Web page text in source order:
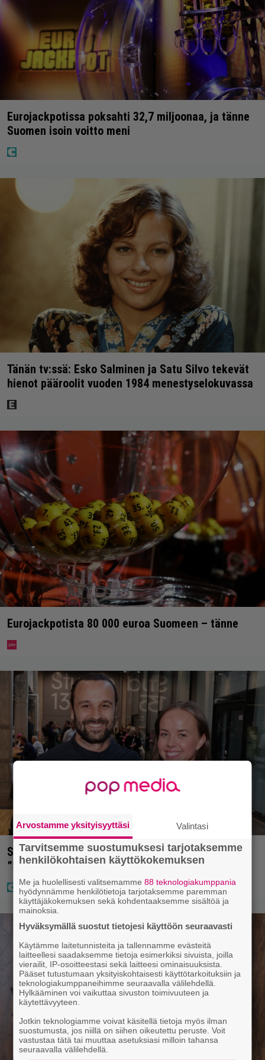
Eurojackpotissa poksahti 32,7 miljoonaa, ja tänne
Suomen isoin voitto meni
Tänän tv:ssä: Esko Salminen ja Satu Silvo tekevät
hienot pääroolit vuoden 1984 menestyselokuvassa
Eurojackpotista 80 000 euroa Suomeen – tänne
Sara ja Mikko Parikka etsivät uutta kotia –
”Seuraavaan kotiin tämmöinen”
Arvostamme yksityisyyttäsi Valintasi
Tarvitsemme suostumuksesi tarjotaksemme
henkilökohtaisen käyttökokemuksen
Me ja huolellisesti valitsemamme88 teknologiakumppania
hyödynnämme henkilötietoja tarjotaksemme paremman
käyttäjäkokemuksen sekä kohdentaaksemme sisältöä ja
mainoksia.
Hyväksymällä suostut tietojesi käyttöön seuraavasti
Käytämme laitetunnisteita ja tallennamme evästeitä
laitteellesi saadaksemme tietoja esimerkiksi sivuista, joilla
vierailit, IP-osoitteestasi sekä laitteesi ominaisuuksista.
Pääset tutustumaan yksityiskohtaisesti käyttötarkoituksiin ja
teknologiakumppaneihimme seuraavalla välilehdellä.
Hylkääminen voi vaikuttaa sivuston toimivuuteen ja
käytettävyyteen.
Jotkin teknologiamme voivat käsitellä tietoja myös ilman
suostumusta, jos niillä on siihen oikeutettu peruste. Voit
vastustaa tätä tai muuttaa asetuksiasi milloin tahansa
seuraavalla välilehdellä.